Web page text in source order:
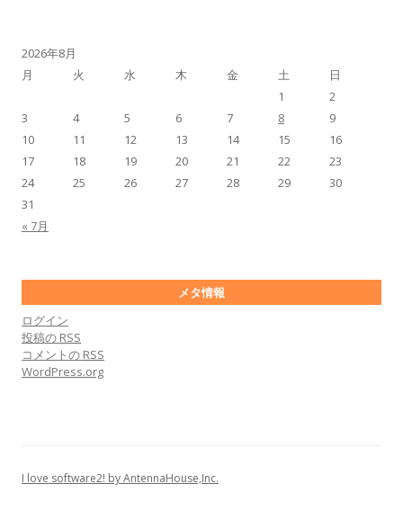
2026年8月
月
火 水 木 金 土 日
« 7月
1
2
3
4 5 6 7 8
9
10
11 12 13 14 15
16
17
18 19 20 21 22
23
24
25 26 27 28 29
30
31
メタ情報
ログイン
投稿の RSS
コメントの RSS
WordPress.org
I love software2! by AntennaHouse,Inc.